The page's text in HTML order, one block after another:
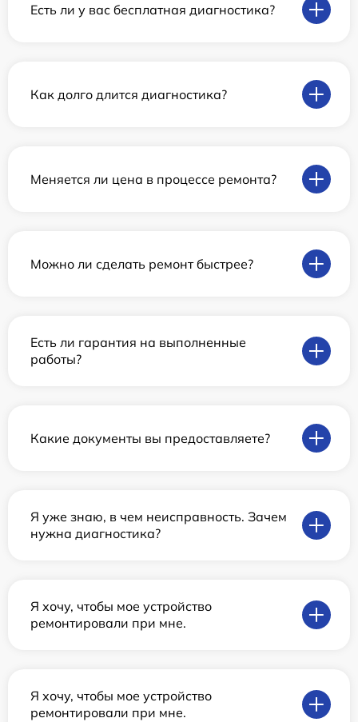
Есть ли у вас бесплатная диагностика?
Как долго длится диагностика?
Меняется ли цена в процессе ремонта?
Можно ли сделать ремонт быстрее?
Есть ли гарантия на выполненные
работы?
Какие документы вы предоставляете?
Я уже знаю, в чем неисправность. Зачем
нужна диагностика?
Я хочу, чтобы мое устройство
ремонтировали при мне.
Я хочу, чтобы мое устройство
ремонтировали при мне.